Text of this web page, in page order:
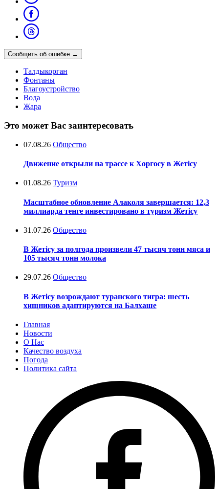
Сообщить об ошибке →
Талдыкорган
Фонтаны
Благоустройство
Вода
Жара
Это может Вас заинтересовать
07.08.26 Общество
Движение открыли на трассе к Хоргосу в Жетісу
01.08.26 Туризм
Масштабное обновление Алаколя завершается: 12,3
миллиарда тенге инвестировано в туризм Жетісу
31.07.26 Общество
В Жетісу за полгода произвели 47 тысяч тонн мяса и
105 тысяч тонн молока
29.07.26 Общество
В Жетісу возрождают туранского тигра: шесть
хищников адаптируются на Балхаше
Главная
Новости
О Нас
Качество воздуха
Погода
Политика сайта